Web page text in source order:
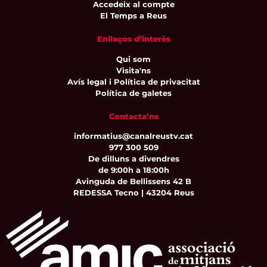
Accedeix al compte
El Temps a Reus
Enllaços d’interès
Qui som
Visita'ns
Avís legal i Política de privacitat
Política de galetes
Contacta’ns
informatius@canalreustv.cat
977 300 509
De dilluns a divendres
de 9:00h a 18:00h
Avinguda de Bellissens 42 B
REDESSA Tecno | 43204 Reus